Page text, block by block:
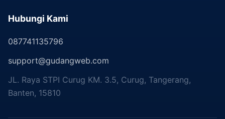
Hubungi Kami
087741135796
support@gudangweb.com
JL. Raya STPI Curug KM. 3.5, Curug, Tangerang,
Banten, 15810